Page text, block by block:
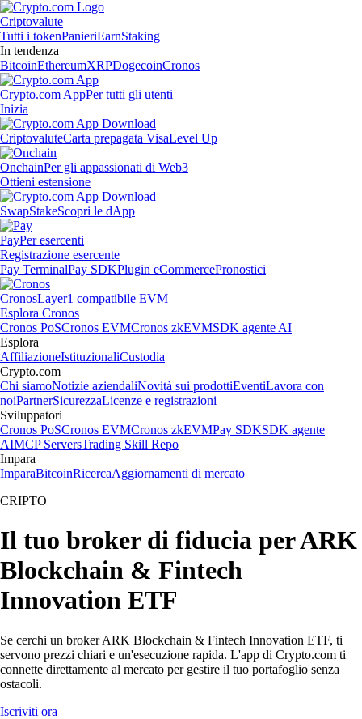
Criptovalute
Tutti i tokenPanieriEarnStaking
In tendenza
BitcoinEthereumXRPDogecoinCronos
Crypto.com AppPer tutti gli utenti
Inizia
CriptovaluteCarta prepagata VisaLevel Up
OnchainPer gli appassionati di Web3
Ottieni estensione
SwapStakeScopri le dApp
PayPer esercenti
Registrazione esercente
Pay TerminalPay SDKPlugin eCommercePronostici
CronosLayer1 compatibile EVM
Esplora Cronos
Cronos PoSCronos EVMCronos zkEVMSDK agente AI
Esplora
AffiliazioneIstituzionaliCustodia
Crypto.com
Chi siamoNotizie aziendaliNovità sui prodottiEventiLavora con
noiPartnerSicurezzaLicenze e registrazioni
Sviluppatori
Cronos PoSCronos EVMCronos zkEVMPay SDKSDK agente
AIMCP ServersTrading Skill Repo
Impara
ImparaBitcoinRicercaAggiornamenti di mercato
CRIPTO
Il tuo broker di fiducia per ARK
Blockchain & Fintech
Innovation ETF
Se cerchi un broker ARK Blockchain & Fintech Innovation ETF, ti
servono prezzi chiari e un'esecuzione rapida. L'app di Crypto.com ti
connette direttamente al mercato per gestire il tuo portafoglio senza
ostacoli.
Iscriviti ora